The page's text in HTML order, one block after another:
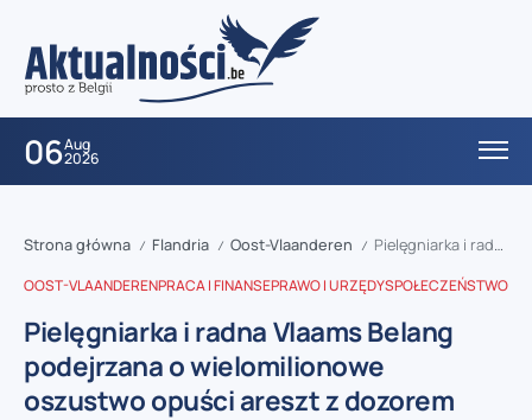
06Aug
2026
Strona główna / Flandria / Oost-Vlaanderen / Pielęgniarka i radna Vlaams Belang podejrzana o wielomilionowe oszustwo opuści areszt z dozorem elektronicznym
OOST-VLAANDERENPRACA I FINANSEPRAWO I URZĘDYSPOŁECZEŃSTWO
Pielęgniarka i radna Vlaams Belang
podejrzana o wielomilionowe
oszustwo opuści areszt z dozorem